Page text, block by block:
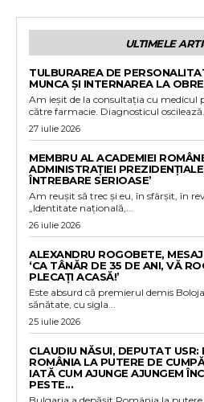
ULTIMELE
TULBURAREA DE
MUNCA ȘI INTERNAREA LA
Am ieșit de la consultația cu
către farmacie. Diagnosticul oscilează...
27 iulie 2026
MEMBRU AL ACADEMIEI
ADMINISTRAȚIEI
ÎNTREBARE SERIOASE’
Am reușit să trec și eu, în sfârșit, în
„Identitate națională,...
26 iulie 2026
ALEXANDRU ROGOBETE,
‘CA TÂNĂR DE 35 DE ANI, VĂ
PLECAȚI ACASĂ!’
Este absurd că premierul demis
sănătate, cu sigla...
25 iulie 2026
CLAUDIU NĂSUI, DEPUTAT
ROMÂNIA LA PUTERE DE
IATĂ CUM AJUNGE AJUNGEM
PESTE...
Bulgaria a depășit România la